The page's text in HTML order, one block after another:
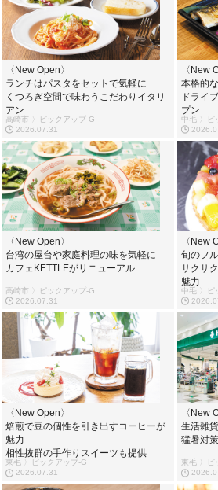
〈New Open〉
ランチはパスタをセットで気軽に
くつろぎ空間で味わうこだわりイタリ
アン
高崎市 〉ピックアップ-G
2026.07.31
〈New
本格的
ドライ
プン
中毛 〉ピ
〈New Open〉
台湾の屋台や家庭料理の味を気軽に
カフェKETTLEがリニューアル
高崎市 〉ピックアップ-G
2026.07.31
〈New
旬のフ
サクサ
魅力
中毛 〉ピ
〈New Open〉
焙煎で豆の個性を引き出すコーヒーが
魅力
相性抜群の手作りスイーツも提供
東毛 〉ピックアップ-G
2026.07.31
〈New
生活雑
猛暑対
東毛 〉ピ